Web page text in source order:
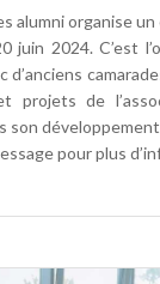
alumni organise
juin 2024. C’est
d’anciens
projets de
son
pour plus